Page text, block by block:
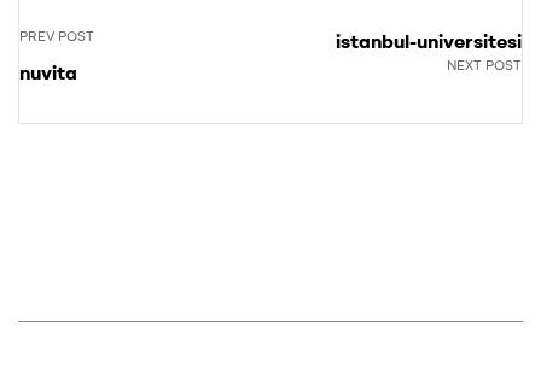
PREV POST
nuvita NEXT POST
istanbul-universitesi